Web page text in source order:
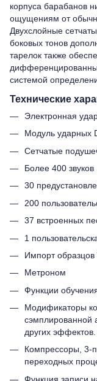
корпуса барабанов
ощущениям от
Двухслойные
боковых тонов
тарелок также
системой
Технические
Электронная
Модуль ударных
Сетчатые
Более 400 звуков
30
200
37 встроенных
1
Импорт образцов
Метроном
Функции
Модификаторы
других эффектов.
Компрессоры, 3-
переходных